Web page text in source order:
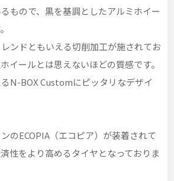
もので、黒を基調としたアルミホイー
ンドともいえる切削加工が施されてお
イールとは思えないほどの質感です。
N-BOX Customにピッタリなデザイ
のECOPIA（エコピア）が装着されて
性をより高めるタイヤとなっておりま